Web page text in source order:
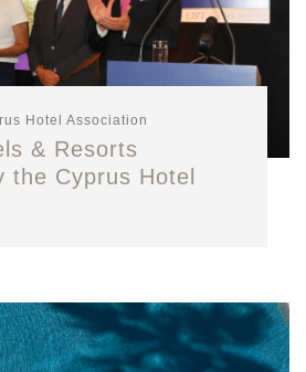
Hotel Association
& Resorts
the Cyprus Hotel